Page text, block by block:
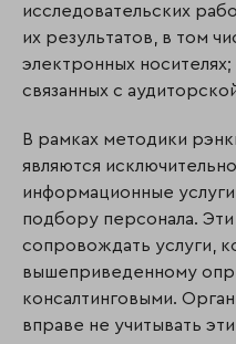
исследовательских
их результатов, в том
электронных носителях;
связанных с
В рамках методики
являются
информационные
подбору персонала. Эти
сопровождать услуги,
вышеприведенному
консалтинговыми.
вправе не учитывать